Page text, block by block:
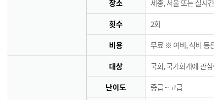
장소 세종, 서울 또는 실시간
횟수 2회
비용 무료 ※ 여비, 식비 등은
대상 국회, 국가회계에 관심
난이도 중급 ~ 고급